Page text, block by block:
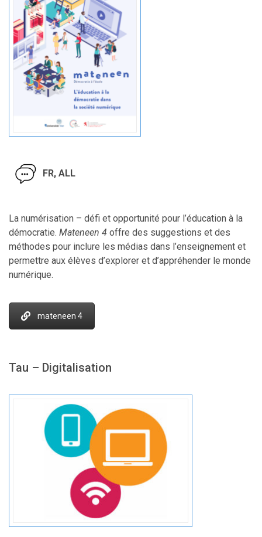
FR, ALL
La numérisation – défi et opportunité pour l’éducation à la
démocratie. Mateneen 4 offre des suggestions et des
méthodes pour inclure les médias dans l’enseignement et
permettre aux élèves d’explorer et d’appréhender le monde
numérique.
mateneen 4
Tau – Digitalisation